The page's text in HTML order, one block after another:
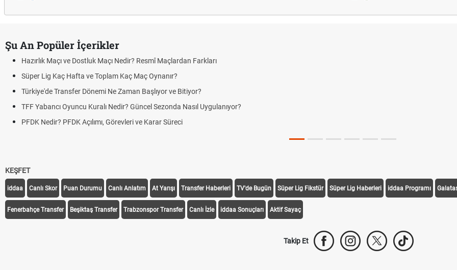
Şu An Popüler İçerikler
Hazırlık Maçı ve Dostluk Maçı Nedir? Resmî Maçlardan Farkları
Süper Lig Kaç Hafta ve Toplam Kaç Maç Oynanır?
Türkiye'de Transfer Dönemi Ne Zaman Başlıyor ve Bitiyor?
TFF Yabancı Oyuncu Kuralı Nedir? Güncel Sezonda Nasıl Uygulanıyor?
PFDK Nedir? PFDK Açılımı, Görevleri ve Karar Süreci
KEŞFET
iddaa Canlı Skor Puan Durumu Canlı Anlatım At Yarışı Transfer Haberleri TV'de Bugün Süper Lig Fikstür Süper Lig Haberleri iddaa Programı
Fenerbahçe Transfer Beşiktaş Transfer Trabzonspor Transfer Canlı İzle iddaa Sonuçları Aktif Sayaç
Takip Et